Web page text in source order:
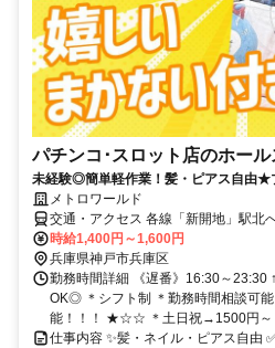
パチンコ･スロット店のホール
未経験◎簡単軽作業！髪・ピアス自由★
メトロワールド
交通・アクセス 各線「新開地」駅北
時給1,400円～1,600円
兵庫県神戸市兵庫区
勤務時間詳細 《遅番》16:30～23:30
OK◎ ＊シフト制 ＊勤務時間相談
能！！！ ★☆☆ ＊土日祝→1500円～
仕事内容 ✨髪・ネイル・ピアス自由